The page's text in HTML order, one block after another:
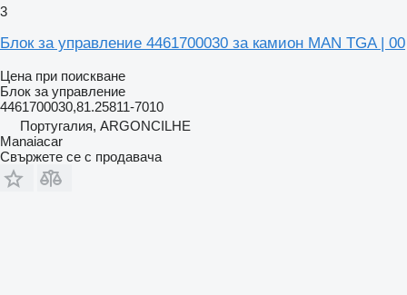
3
Блок за управление 4461700030 за камион MAN TGA | 00
Цена при поискване
Блок за управление
4461700030,81.25811-7010
Португалия, ARGONCILHE
Manaiacar
Свържете се с продавача